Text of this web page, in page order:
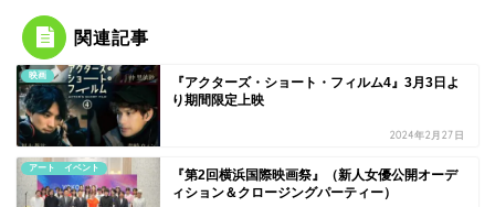
関連記事
映画
『アクターズ・ショート・フィルム4』3月3日よ
り期間限定上映
2024年2月27日
アート イベント
『第2回横浜国際映画祭』（新人女優公開オーデ
ィション＆クロージングパーティー）